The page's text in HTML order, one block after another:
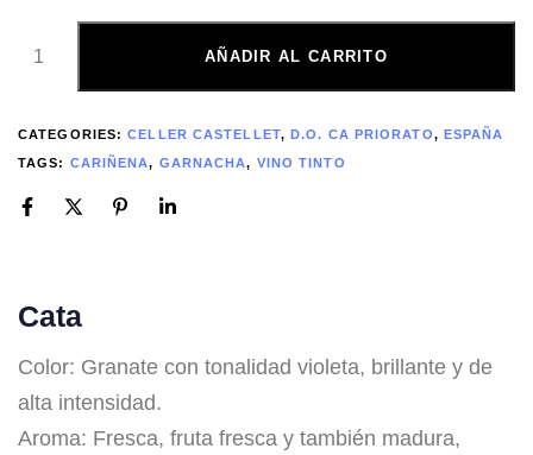
AÑADIR AL CARRITO
CATEGORIES:CELLER CASTELLET, D.O. CA PRIORATO, ESPAÑA
TAGS: CARIÑENA, GARNACHA, VINO TINTO
Cata
Color: Granate con tonalidad violeta, brillante y de
alta intensidad.
Aroma: Fresca, fruta fresca y también madura,